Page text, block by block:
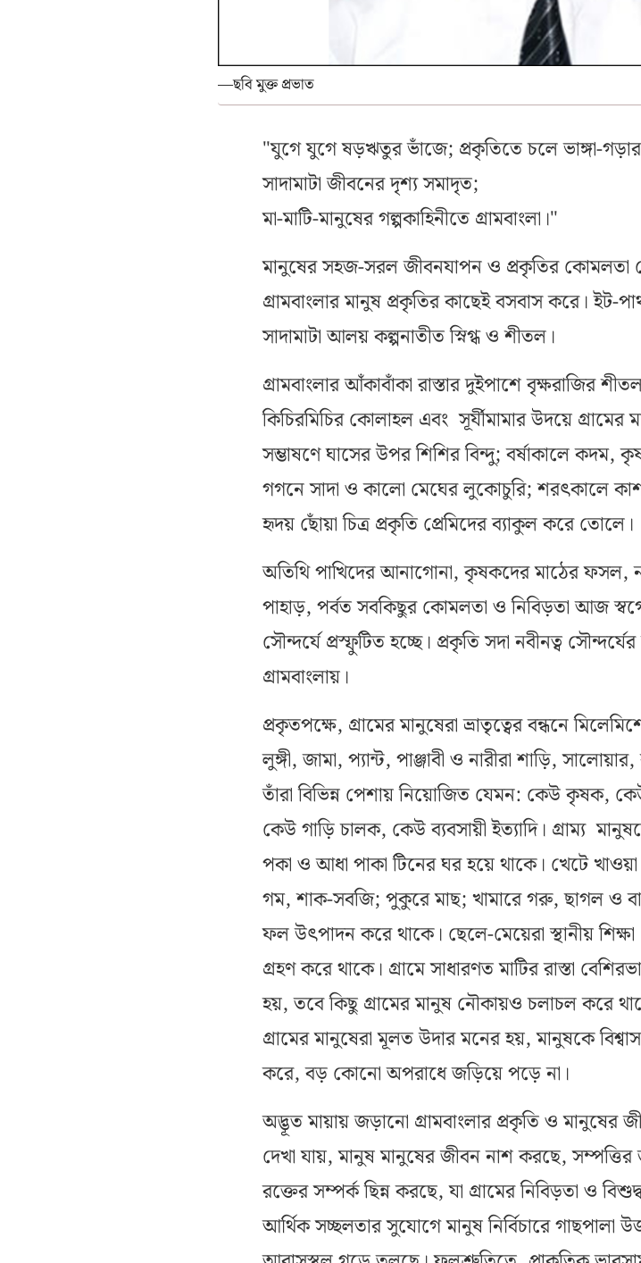
—ছবি মুক্ত প্রভাত
"যুগে যুগে ষড়ঋতুর ভাঁজে; প্রকৃতিতে চলে ভাঙ্গা-
সাদামাটা জীবনের দৃশ্য সমাদৃত;
মা-মাটি-মানুষের গল্পকাহিনীতে গ্রামবাংলা।"
মানুষের সহজ-সরল জীবনযাপন ও প্রকৃতির কোমলতা
গ্রামবাংলার মানুষ প্রকৃতির কাছেই বসবাস করে। ইট-
সাদামাটা আলয় কল্পনাতীত স্নিগ্ধ ও শীতল।
গ্রামবাংলার আঁকাবাঁকা রাস্তার দুইপাশে বৃক্ষরাজির
কিচিরমিচির কোলাহল এবং সূর্যীমামার উদয়ে
সম্ভাষণে ঘাসের উপর শিশির বিন্দু; বর্ষাকালে কদম,
গগনে সাদা ও কালো মেঘের লুকোচুরি; শরৎকালে
হৃদয় ছোঁয়া চিত্র প্রকৃতি প্রেমিদের ব্যাকুল করে তোলে।
অতিথি পাখিদের আনাগোনা, কৃষকদের মাঠের ফসল,
পাহাড়, পর্বত সবকিছুর কোমলতা ও নিবিড়তা আজ
সৌন্দর্যে প্রস্ফুটিত হচ্ছে। প্রকৃতি সদা নবীনত্ব
গ্রামবাংলায়।
প্রকৃতপক্ষে, গ্রামের মানুষেরা ভ্রাতৃত্বের বন্ধনে
লুঙ্গী, জামা, প্যান্ট, পাঞ্জাবী ও নারীরা শাড়ি,
তাঁরা বিভিন্ন পেশায় নিয়োজিত যেমন: কেউ কৃষক,
কেউ গাড়ি চালক, কেউ ব্যবসায়ী ইত্যাদি। গ্রাম্য
পকা ও আধা পাকা টিনের ঘর হয়ে থাকে। খেটে
গম, শাক-সবজি; পুকুরে মাছ; খামারে গরু, ছাগল ও
ফল উৎপাদন করে থাকে। ছেলে-মেয়েরা স্থানীয়
গ্রহণ করে থাকে। গ্রামে সাধারণত মাটির রাস্তা
হয়, তবে কিছু গ্রামের মানুষ নৌকায়ও চলাচল করে
গ্রামের মানুষেরা মূলত উদার মনের হয়, মানুষকে
করে, বড় কোনো অপরাধে জড়িয়ে পড়ে না।
অদ্ভূত মায়ায় জড়ানো গ্রামবাংলার প্রকৃতি ও মানুষের
দেখা যায়, মানুষ মানুষের জীবন নাশ করছে, সম্পত্তির
রক্তের সম্পর্ক ছিন্ন করছে, যা গ্রামের নিবিড়তা ও
আর্থিক সচ্ছলতার সুযোগে মানুষ নির্বিচারে গাছপালা